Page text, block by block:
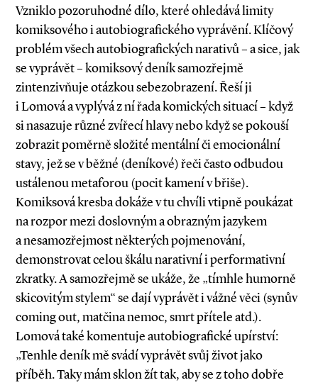
Vzniklo pozoruhodné dílo, které ohledává limity
komiksového i autobiografického vyprávění. Klíčový
problém všech autobiografických narativů – a sice, jak
se vyprávět – komiksový deník samozřejmě
zintenzivňuje otázkou sebezobrazení. Řeší ji
i Lomová a vyplývá z ní řada komických situací – když
si nasazuje různé zvířecí hlavy nebo když se pokouší
zobrazit poměrně složité mentální či emocionální
stavy, jež se v běžné (deníkové) řeči často odbudou
ustálenou metaforou (pocit kamení v břiše).
Komiksová kresba dokáže v tu chvíli vtipně poukázat
na rozpor mezi doslovným a obrazným jazykem
a nesamozřejmost některých pojmenování,
demonstrovat celou škálu narativní i performativní
zkratky. A samozřejmě se ukáže, že „tímhle humorně
skicovitým stylem“ se dají vyprávět i vážné věci (synův
coming out, matčina nemoc, smrt přítele atd.).
Lomová také komentuje autobiografické upírství:
„Tenhle deník mě svádí vyprávět svůj život jako
příběh. Taky mám sklon žít tak, aby se z toho dobře